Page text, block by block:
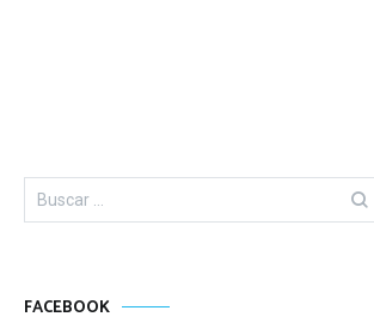
FACEBOOK